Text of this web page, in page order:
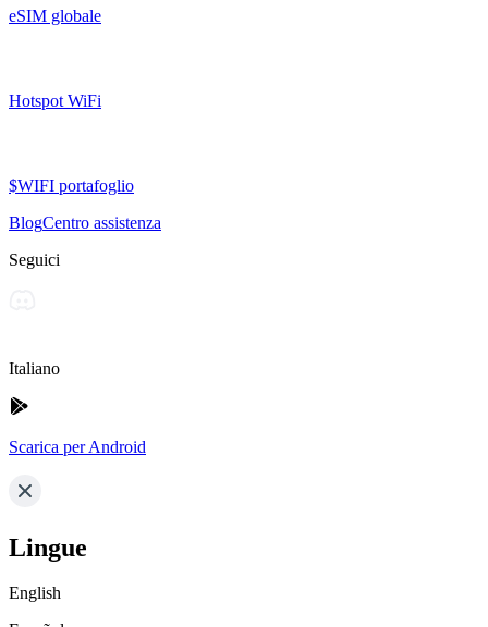
eSIM globale
Hotspot WiFi
$WIFI portafoglio
BlogCentro assistenza
Seguici
Italiano
Scarica per Android
Lingue
English